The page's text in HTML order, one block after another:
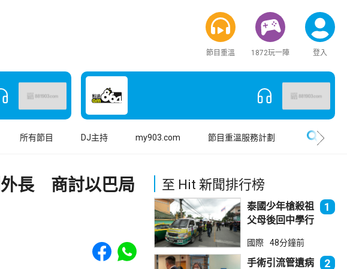
節目重溫 1872玩一陣 登入
所有節目 DJ主持 my903.com 節目重溫服務計劃
外長 商討以巴局
Share to Facebook
Share to WhatsApp
至 Hit 新聞排行榜
泰國少年槍殺祖
父母後回中學行
死23傷
1
國際 48分鐘前
手術引流管遺病 2